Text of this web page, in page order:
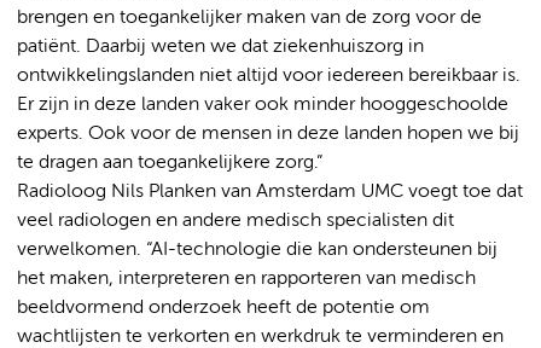
brengen en toegankelijker maken van de zorg voor de
patiënt. Daarbij weten we dat ziekenhuiszorg in
ontwikkelingslanden niet altijd voor iedereen bereikbaar is.
Er zijn in deze landen vaker ook minder hooggeschoolde
experts. Ook voor de mensen in deze landen hopen we bij
te dragen aan toegankelijkere zorg.”
Radioloog Nils Planken van Amsterdam UMC voegt toe dat
veel radiologen en andere medisch specialisten dit
verwelkomen. “AI-technologie die kan ondersteunen bij
het maken, interpreteren en rapporteren van medisch
beeldvormend onderzoek heeft de potentie om
wachtlijsten te verkorten en werkdruk te verminderen en